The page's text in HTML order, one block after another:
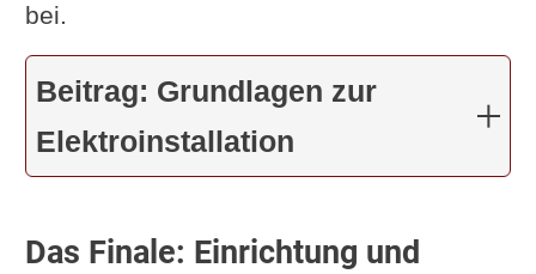
bei.
Beitrag: Grundlagen zur
Elektroinstallation
Das Finale: Einrichtung und